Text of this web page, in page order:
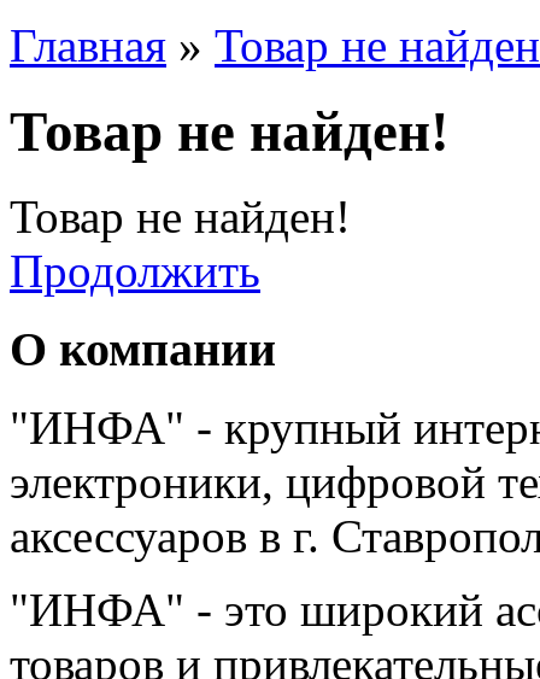
Главная » Товар не
Товар не найден!
Товар не найден!
Продолжить
О компании
"ИНФА" - крупный
электроники, цифровой
аксессуаров в г.
"ИНФА" - это широкий
товаров и